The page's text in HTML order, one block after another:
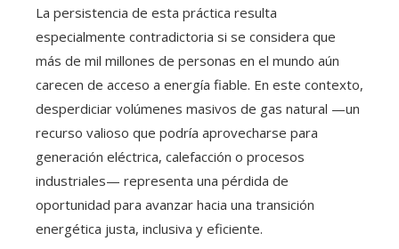
La persistencia de esta práctica resulta
especialmente contradictoria si se considera que
más de mil millones de personas en el mundo aún
carecen de acceso a energía fiable. En este contexto,
desperdiciar volúmenes masivos de gas natural —un
recurso valioso que podría aprovecharse para
generación eléctrica, calefacción o procesos
industriales— representa una pérdida de
oportunidad para avanzar hacia una transición
energética justa, inclusiva y eficiente.